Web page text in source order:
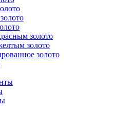
золото
золото
золото